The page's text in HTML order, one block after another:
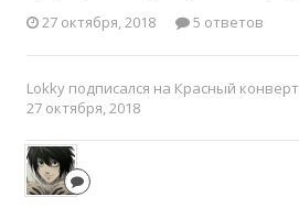
27 октября, 2018
5 ответов
Lokky подписался на Красный конверт
27 октября, 2018